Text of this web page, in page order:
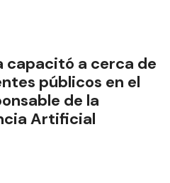
capacitó a cerca de
públicos en el
de la
Artificial